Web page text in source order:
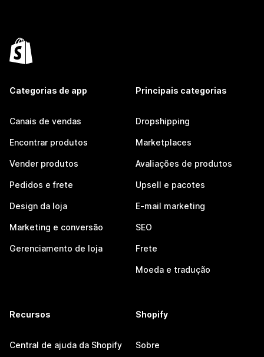
Categorias de app
Canais de vendas
Encontrar produtos
Vender produtos
Pedidos e frete
Design da loja
Marketing e conversão
Gerenciamento de loja
Principais categorias
Dropshipping
Marketplaces
Avaliações de produtos
Upsell e pacotes
E-mail marketing
SEO
Frete
Moeda e tradução
Recursos
Central de ajuda da Shopify
Shopify
Sobre